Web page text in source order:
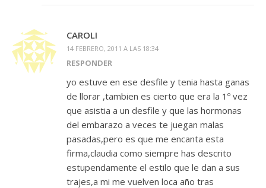
CAROLI
14 FEBRERO, 2011 A LAS 18:34
RESPONDER
yo estuve en ese desfile y tenia hasta ganas
de llorar ,tambien es cierto que era la 1º vez
que asistia a un desfile y que las hormonas
del embarazo a veces te juegan malas
pasadas,pero es que me encanta esta
firma,claudia como siempre has descrito
estupendamente el estilo que le dan a sus
trajes,a mi me vuelven loca año tras